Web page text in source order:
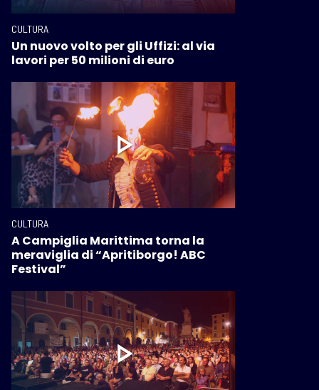
CULTURA
Un nuovo volto per gli Uffizi: al via
lavori per 50 milioni di euro
CULTURA
A Campiglia Marittima torna la
meraviglia di “Apritiborgo! ABC
Festival”